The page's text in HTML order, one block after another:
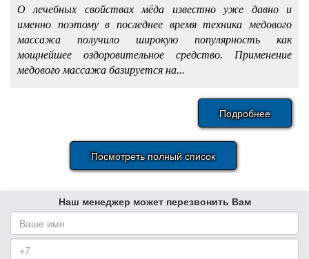
О лечебных свойствах мёда известно уже давно и
именно поэтому в последнее время техника медового
массажа получило широкую популярность как
мощнейшее оздоровительное средство. Применение
медового массажа базируется на...
Подробнее
Посмотреть полный список
Наш менеджер может перезвонить Вам